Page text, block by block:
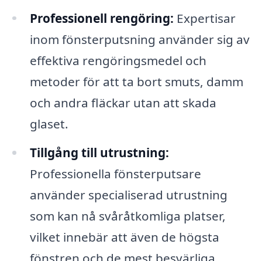
Professionell rengöring: Expertisar
inom fönsterputsning använder sig av
effektiva rengöringsmedel och
metoder för att ta bort smuts, damm
och andra fläckar utan att skada
glaset.
Tillgång till utrustning:
Professionella fönsterputsare
använder specialiserad utrustning
som kan nå svåråtkomliga platser,
vilket innebär att även de högsta